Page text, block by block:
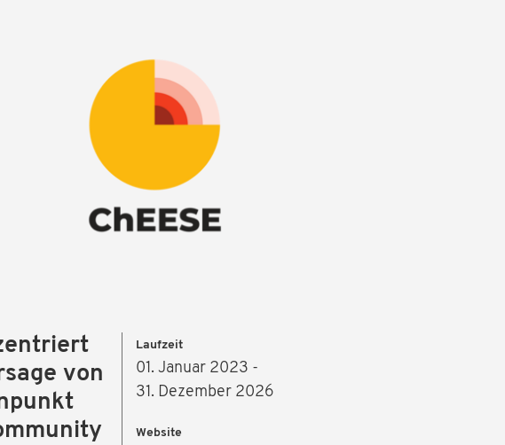
von
Laufzeit
01. Januar 2023 -
31. Dezember 2026
Website